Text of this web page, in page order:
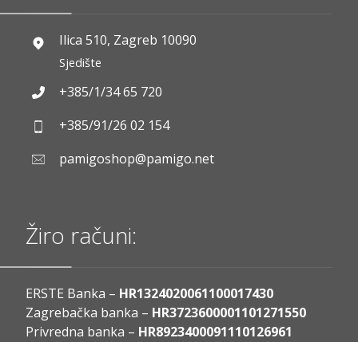
Ilica 510, Zagreb 10090
Sjedište
+385/1/34 65 720
+385/91/26 02 154
pamigoshop@pamigo.net
Žiro računi:
ERSTE Banka – HR1324020061100017430
Zagrebačka banka – HR3723600001101271550
Privredna banka – HR8923400091110126961